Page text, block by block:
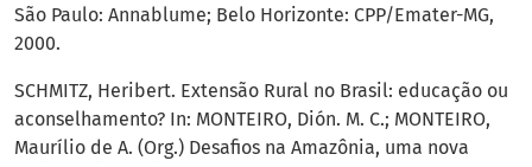
São Paulo: Annablume; Belo Horizonte: CPP/Emater-MG,
2000.
SCHMITZ, Heribert. Extensão Rural no Brasil: educação ou
aconselhamento? In: MONTEIRO, Dión. M. C.; MONTEIRO,
Maurílio de A. (Org.) Desafios na Amazônia, uma nova